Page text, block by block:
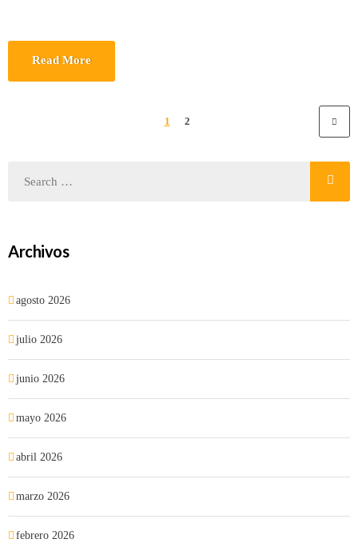
Read More
1 2
Archivos
agosto 2026
julio 2026
junio 2026
mayo 2026
abril 2026
marzo 2026
febrero 2026